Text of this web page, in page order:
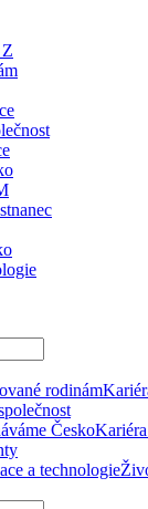
rodinám
Česko
a technologie